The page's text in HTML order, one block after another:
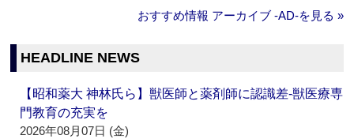
おすすめ情報 アーカイブ ‐AD‐を見る »
HEADLINE NEWS
【昭和薬大 神林氏ら】獣医師と薬剤師に認識差‐獣医療専
門教育の充実を
2026年08月07日 (金)